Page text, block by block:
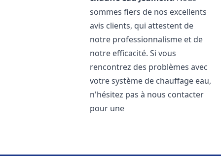
sommes fiers de nos excellents
avis clients, qui attestent de
notre professionnalisme et de
notre efficacité. Si vous
rencontrez des problèmes avec
votre système de chauffage eau,
n'hésitez pas à nous contacter
pour une